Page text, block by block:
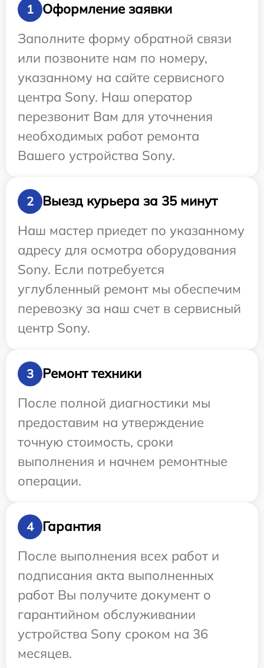
1
Оформление заявки
Заполните форму обратной связи
или позвоните нам по номеру,
указанному на сайте сервисного
центра Sony. Наш оператор
перезвонит Вам для уточнения
необходимых работ ремонта
Вашего устройства Sony.
2
Выезд курьера за 35 минут
Наш мастер приедет по указанному
адресу для осмотра оборудования
Sony. Если потребуется
углубленный ремонт мы обеспечим
перевозку за наш счет в сервисный
центр Sony.
3
Ремонт техники
После полной диагностики мы
предоставим на утверждение
точную стоимость, сроки
выполнения и начнем ремонтные
операции.
4
Гарантия
После выполнения всех работ и
подписания акта выполненных
работ Вы получите документ о
гарантийном обслуживании
устройства Sony сроком на 36
месяцев.